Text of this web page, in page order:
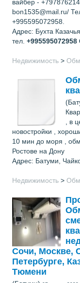
вайбер -
bon1535@mail.ru/
+995595072958.
Адрес: Бухта
тел. +995595072958
Недвижимость >
, в
новостройки ,
10 мин до моря ,
Ростове на Дону
Адрес: Батуми,
Недвижимость >
Сочи, Москве,
Петербурге,
Тюмени